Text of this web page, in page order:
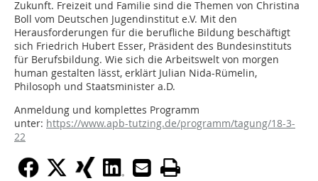
Zukunft. Freizeit und Familie sind die Themen von Christina
Boll vom Deutschen Jugendinstitut e.V. Mit den
Herausforderungen für die berufliche Bildung beschäftigt
sich Friedrich Hubert Esser, Präsident des Bundesinstituts
für Berufsbildung. Wie sich die Arbeitswelt von morgen
human gestalten lässt, erklärt Julian Nida-Rümelin,
Philosoph und Staatsminister a.D.
Anmeldung und komplettes Programm
unter: https://www.apb-tutzing.de/programm/tagung/18-3-
22